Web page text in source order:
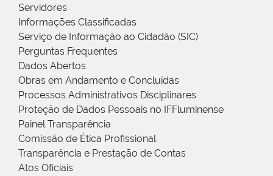
Servidores
Informações Classificadas
Serviço de Informação ao Cidadão (SIC)
Perguntas Frequentes
Dados Abertos
Obras em Andamento e Concluídas
Processos Administrativos Disciplinares
Proteção de Dados Pessoais no IFFluminense
Painel Transparência
Comissão de Ética Profissional
Transparência e Prestação de Contas
Atos Oficiais